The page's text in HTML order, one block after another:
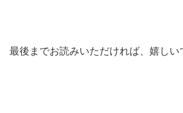
最後までお読みいただければ、嬉しい